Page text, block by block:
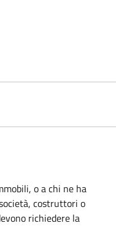
o a chi ne ha
costruttori o
richiedere la